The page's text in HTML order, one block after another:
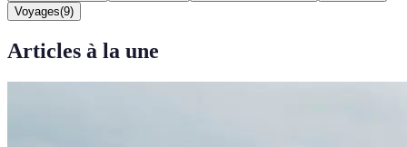
Voyages(9)
Articles à la une